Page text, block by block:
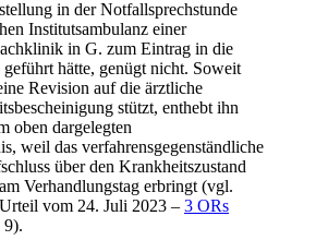
in der Notfallsprechstunde
Institutsambulanz einer
in G. zum Eintrag in die
hätte, genügt nicht. Soweit
Revision auf die ärztliche
stützt, enthebt ihn
oben dargelegten
weil das verfahrensgegenständliche
über den Krankheitszustand
Verhandlungstag erbringt (vgl.
vom 24. Juli 2023 – 3 ORs
9).